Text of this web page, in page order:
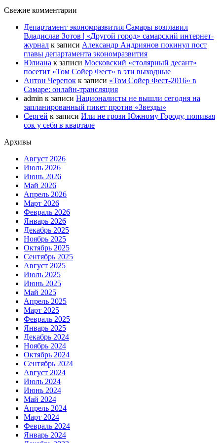
Свежие комментарии
Департамент экономразвития Самары возглавил
Владислав Зотов | «Другой город» самарский интернет-
журнал к записи Александр Андриянов покинул пост
главы департамента экономразвития
Юлиана к записи Московский «столярный десант»
посетит «Том Сойер Фест» в эти выходные
Антон Черепок к записи «Том Сойер Фест-2016» в
Самаре: онлайн-трансляция
admin к записи Националисты не вышли сегодня на
запланированный пикет против «Звезды»
Сергей к записи Или не грози Южному Городу, попивая
сок у себя в квартале
Архивы
Август 2026
Июль 2026
Июнь 2026
Май 2026
Апрель 2026
Март 2026
Февраль 2026
Январь 2026
Декабрь 2025
Ноябрь 2025
Октябрь 2025
Сентябрь 2025
Август 2025
Июль 2025
Июнь 2025
Май 2025
Апрель 2025
Март 2025
Февраль 2025
Январь 2025
Декабрь 2024
Ноябрь 2024
Октябрь 2024
Сентябрь 2024
Август 2024
Июль 2024
Июнь 2024
Май 2024
Апрель 2024
Март 2024
Февраль 2024
Январь 2024